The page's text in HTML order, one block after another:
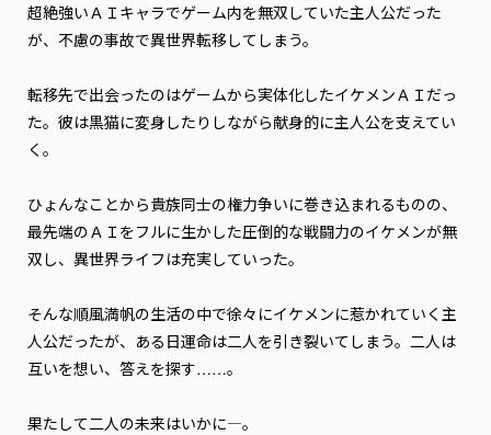
超絶強いＡＩキャラでゲーム内を無双していた主人公だった
が、不慮の事故で異世界転移してしまう。
転移先で出会ったのはゲームから実体化したイケメンＡＩだっ
た。彼は黒猫に変身したりしながら献身的に主人公を支えてい
く。
ひょんなことから貴族同士の権力争いに巻き込まれるものの、
最先端のＡＩをフルに生かした圧倒的な戦闘力のイケメンが無
双し、異世界ライフは充実していった。
そんな順風満帆の生活の中で徐々にイケメンに惹かれていく主
人公だったが、ある日運命は二人を引き裂いてしまう。二人は
互いを想い、答えを探す……。
果たして二人の未来はいかに――――。